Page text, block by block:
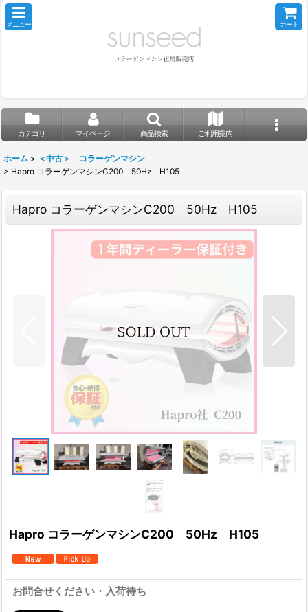
メニュー カート
カテゴリ マイページ 商品検索 ご利用案内
ホーム > ＜中古＞ コラーゲンマシン
> Hapro コラーゲンマシンC200 50Hz H105
Hapro コラーゲンマシンC200 50Hz H105
Hapro コラーゲンマシンC200 50Hz H105
お問合せください・入荷待ち